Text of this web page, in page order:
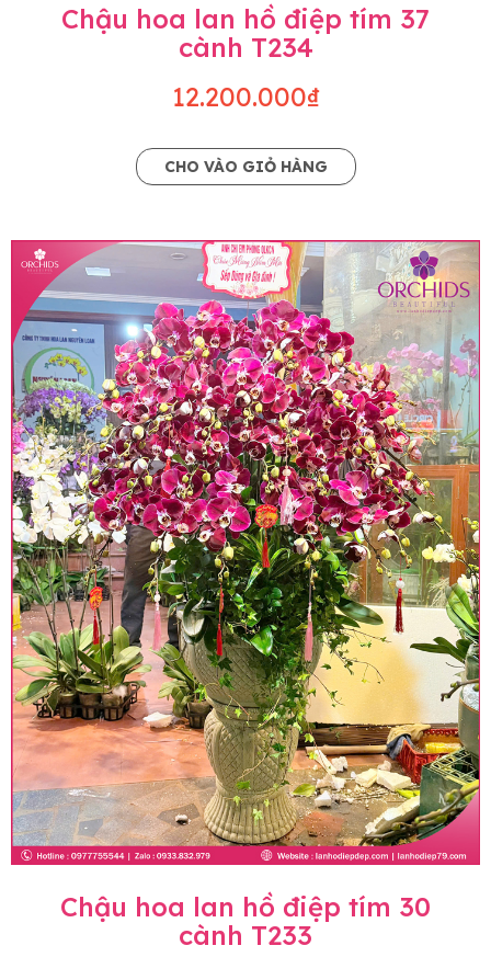
Chậu hoa lan hồ điệp tím 37
cành T234
12.200.000₫
CHO VÀO GIỎ HÀNG
Chậu hoa lan hồ điệp tím 30
cành T233